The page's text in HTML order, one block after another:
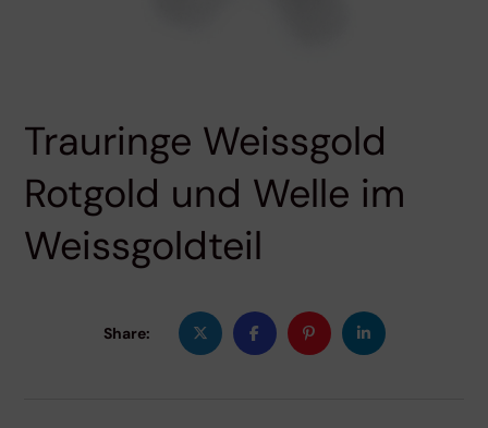
Trauringe Weissgold
Rotgold und Welle im
Weissgoldteil
Share: